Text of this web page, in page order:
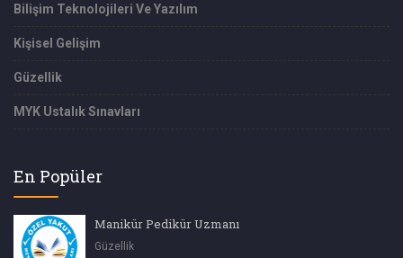
Bilişim Teknolojileri Ve Yazılım
Kişisel Gelişim
Güzellik
MYK Ustalık Sınavları
En Popüler
Manikür Pedikür Uzmanı
Güzellik